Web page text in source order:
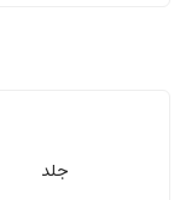
جلد